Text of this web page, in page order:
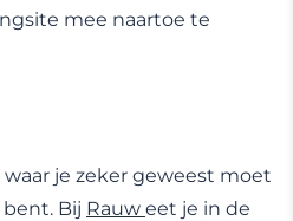
mee naartoe te
je zeker geweest moet
Bij Rauw eet je in de